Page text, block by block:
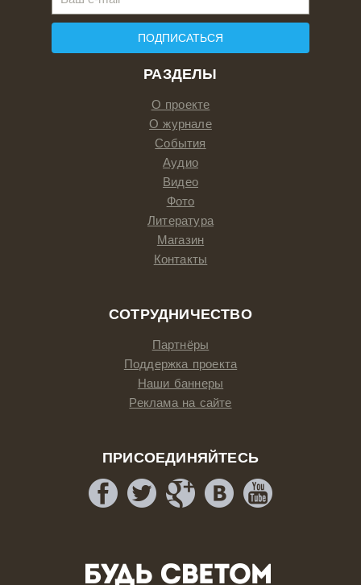
РАЗДЕЛЫ
О проекте
О журнале
События
Аудио
Видео
Фото
Литература
Магазин
Контакты
СОТРУДНИЧЕСТВО
Партнёры
Поддержка проекта
Наши баннеры
Реклама на сайте
ПРИСОЕДИНЯЙТЕСЬ
ПОДПИСАТЬСЯ